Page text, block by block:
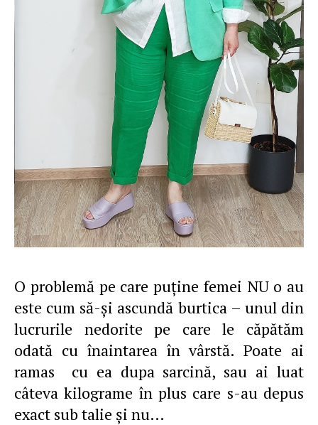
O problemă pe care puţine femei NU o au
este cum să-şi ascundă burtica – unul din
lucrurile nedorite pe care le căpătăm
odată cu înaintarea în vârstă. Poate ai
ramas cu ea dupa sarcină, sau ai luat
câteva kilograme în plus care s-au depus
exact sub talie şi nu…